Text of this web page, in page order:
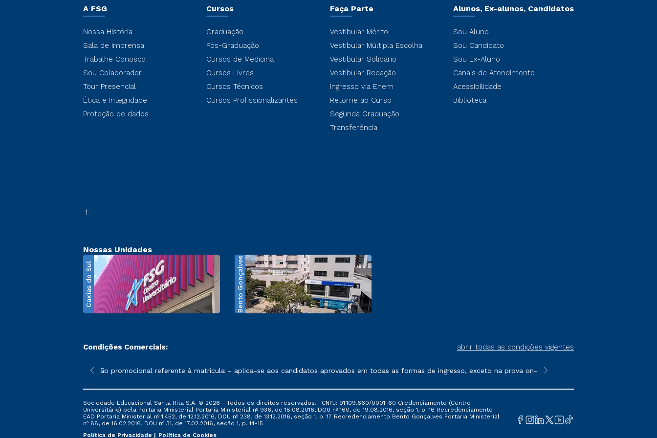
A FSG
Nossa História
Sala de Imprensa
Trabalhe Conosco
Sou Colaborador
Tour Presencial
Ética e Integridade
Proteção de dados
Cursos
Graduação
Pós-Graduação
Cursos de Medicina
Cursos Livres
Cursos Técnicos
Cursos Profissionalizantes
Faça Parte
Vestibular Mérito
Vestibular Múltipla Escolha
Vestibular Solidário
Vestibular Redação
Ingresso via Enem
Retorne ao Curso
Segunda Graduação
Transferência
Alunos, Ex-alunos, Candidatos
Sou Aluno
Sou Candidato
Sou Ex-Aluno
Canais de Atendimento
Acessibilidade
Biblioteca
Nossas Unidades
Caxias do Sul Bento Gonçalves
Condições Comerciais: abrir todas as condições vigentes
sofrer alterações nos períodos de rematrícula conforme exposto no contrato de prestação de serviços.
*A condição promocional referente à matrícula – aplica-se aos candidatos aprovados em todas as formas de ingresso, exceto na prova on-line ou agendada, que ofertam
**Semipresencial é um formato do
Sociedade Educacional Santa Rita S.A. © 2026 - Todos os direitos reservados. | CNPJ: 91.109.660/0001-60 Credenciamento (Centro
Universitário) pela Portaria Ministerial Portaria Ministerial nº 936, de 18.08.2016, DOU nº 160, de 19.08.2016, seção 1, p. 16 Recredenciamento
EAD Portaria Ministerial nº 1.452, de 12.12.2016, DOU nº 238, de 13.12.2016, seção 1, p. 17 Recredenciamento Bento Gonçalves Portaria Ministerial
nº 88, de 16.02.2016, DOU nº 31, de 17.02.2016, seção 1, p. 14-15
Política de Privacidade
Política de Cookies